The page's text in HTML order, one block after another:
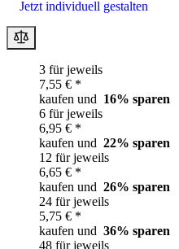
Jetzt individuell gestalten
3 für jeweils
7,55 € *
kaufen und 16% sparen
6 für jeweils
6,95 € *
kaufen und 22% sparen
12 für jeweils
6,65 € *
kaufen und 26% sparen
24 für jeweils
5,75 € *
kaufen und 36% sparen
48 für jeweils